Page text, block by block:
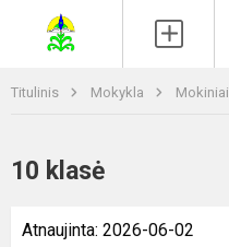
Titulinis Mokykla Mokiniai
10 klasė
Atnaujinta: 2026-06-02